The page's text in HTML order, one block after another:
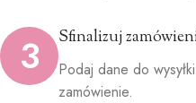
3 Sfinalizuj
Podaj dane do
zamówienie.